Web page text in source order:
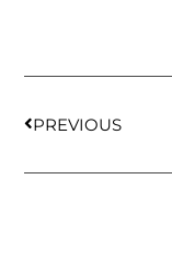
PREVIOUS